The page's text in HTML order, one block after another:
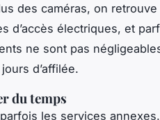
des caméras, on
d’accès électriques, et
ne sont pas
d’affilée.
du temps
les services